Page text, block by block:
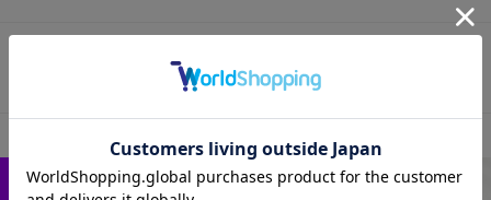
この商品に関するお問い合わせ